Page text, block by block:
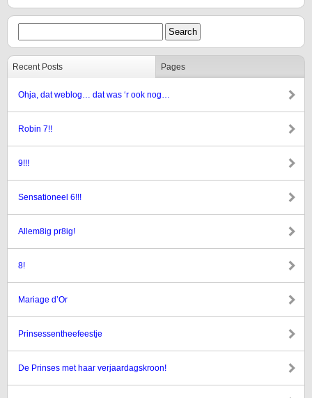
Recent Posts Pages
Ohja, dat weblog… dat was ‘r ook nog…
Robin 7!!
9!!!
Sensationeel 6!!!
Allem8ig pr8ig!
8!
Mariage d’Or
Prinsessentheefeestje
De Prinses met haar verjaardagskroon!